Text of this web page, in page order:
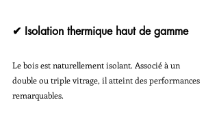
✔ Isolation thermique haut de gamme
Le bois est naturellement isolant. Associé à un
double ou triple vitrage, il atteint des performances
remarquables.